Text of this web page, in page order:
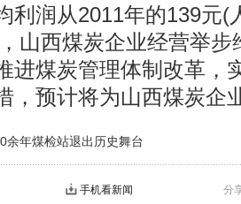
利润从2011年的139元(
山西煤炭企业经营举步
进煤炭管理体制改革，
，预计将为山西煤炭企
余年煤检站退出历史舞台
分
手机看新闻